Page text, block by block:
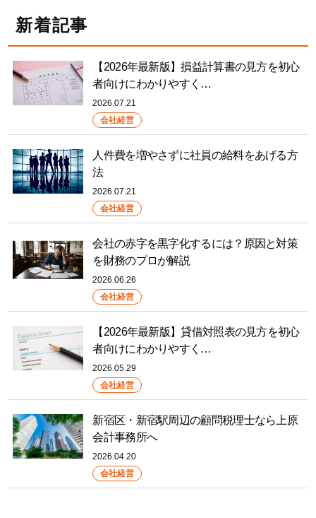
新着記事
【2026年最新版】損益計算書の見方を初心
者向けにわかりやすく…
2026.07.21
会社経営
人件費を増やさずに社員の給料をあげる方
法
2026.07.21
会社経営
会社の赤字を黒字化するには？原因と対策
を財務のプロが解説
2026.06.26
会社経営
【2026年最新版】貸借対照表の見方を初心
者向けにわかりやすく…
2026.05.29
会社経営
新宿区・新宿駅周辺の顧問税理士なら上原
会計事務所へ
2026.04.20
会社経営